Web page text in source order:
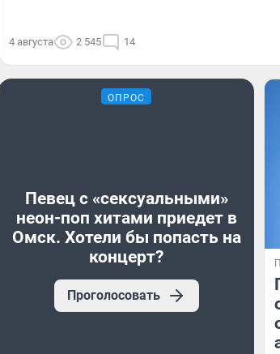
4 августа 2 545 14
ОПРОС
Певец с «сексуальными»
неон-поп хитами приедет в
Омск. Хотели бы попасть на
концерт?
Проголосовать